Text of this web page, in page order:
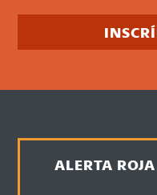
ALERTA